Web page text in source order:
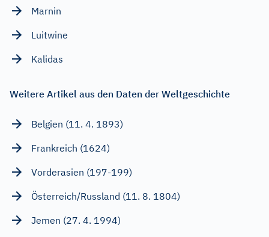
Marnin
Luitwine
Kalidas
Weitere Artikel aus den Daten der Weltgeschichte
Belgien (11. 4. 1893)
Frankreich (1624)
Vorderasien (197-199)
Österreich/Russland (11. 8. 1804)
Jemen (27. 4. 1994)